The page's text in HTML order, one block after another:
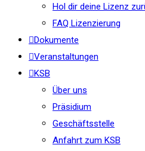
Hol dir deine Lizenz
FAQ Lizenzierung
Dokumente
Veranstaltungen
KSB
Über uns
Präsidium
Geschäftsstelle
Anfahrt zum KSB